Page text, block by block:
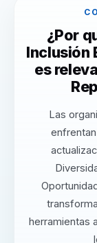
¿Por
Inclusión
es
Las
herramientas